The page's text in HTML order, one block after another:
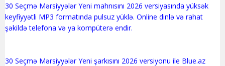
30 Seçmə Mərsiyyələr Yeni mahnısını 2026 versiyasında yüksək
keyfiyyətli MP3 formatında pulsuz yüklə. Online dinlə və rahat
şəkildə telefona və ya kompüterə endir.
30 Seçmə Mərsiyyələr Yeni şarkısını 2026 versiyonu ile Blue.az